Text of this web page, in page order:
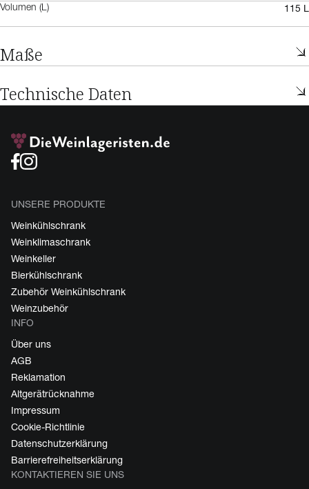
Volumen (L) 115 L
Maße
Technische Daten
UNSERE PRODUKTE
Weinkühlschrank
Weinklimaschrank
Weinkeller
Bierkühlschrank
Zubehör Weinkühlschrank
Weinzubehör
INFO
Über uns
AGB
Reklamation
Altgerätrücknahme
Impressum
Cookie-Richtlinie
Datenschutzerklärung
Barrierefreiheitserklärung
KONTAKTIEREN SIE UNS